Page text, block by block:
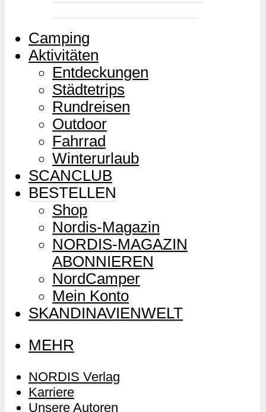
Camping
Aktivitäten
Entdeckungen
Städtetrips
Rundreisen
Outdoor
Fahrrad
Winterurlaub
SCANCLUB
BESTELLEN
Shop
Nordis-Magazin
NORDIS-MAGAZIN
ABONNIEREN
NordCamper
Mein Konto
SKANDINAVIENWELT
MEHR
NORDIS Verlag
Karriere
Unsere Autoren